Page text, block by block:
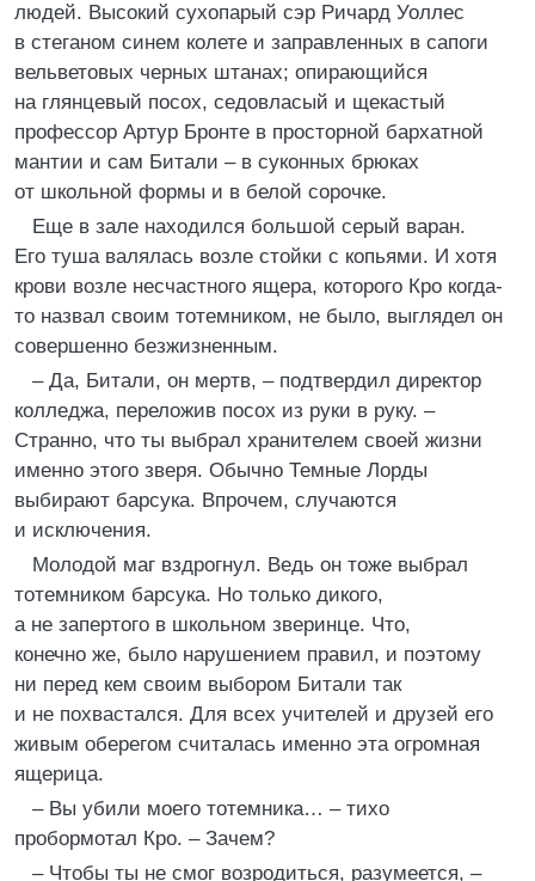
людей. Высокий сухопарый сэр Ричард Уоллес
в стеганом синем колете и заправленных в сапоги
вельветовых черных штанах; опирающийся
на глянцевый посох, седовласый и щекастый
профессор Артур Бронте в просторной бархатной
мантии и сам Битали – в суконных брюках
от школьной формы и в белой сорочке.
Еще в зале находился большой серый варан.
Его туша валялась возле стойки с копьями. И хотя
крови возле несчастного ящера, которого Кро когда-
то назвал своим тотемником, не было, выглядел он
совершенно безжизненным.
– Да, Битали, он мертв, – подтвердил директор
колледжа, переложив посох из руки в руку. –
Странно, что ты выбрал хранителем своей жизни
именно этого зверя. Обычно Темные Лорды
выбирают барсука. Впрочем, случаются
и исключения.
Молодой маг вздрогнул. Ведь он тоже выбрал
тотемником барсука. Но только дикого,
а не запертого в школьном зверинце. Что,
конечно же, было нарушением правил, и поэтому
ни перед кем своим выбором Битали так
и не похвастался. Для всех учителей и друзей его
живым оберегом считалась именно эта огромная
ящерица.
– Вы убили моего тотемника… – тихо
пробормотал Кро. – Зачем?
– Чтобы ты не смог возродиться, разумеется, –